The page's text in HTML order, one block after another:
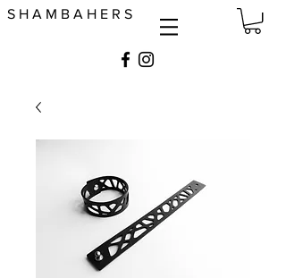
S H A M B A H E R S